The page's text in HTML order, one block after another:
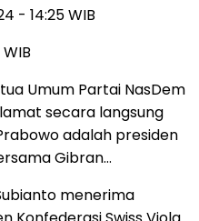
- 14:25 WIB
Umum Partai NasDem
secara langsung
adalah presiden
Gibran…